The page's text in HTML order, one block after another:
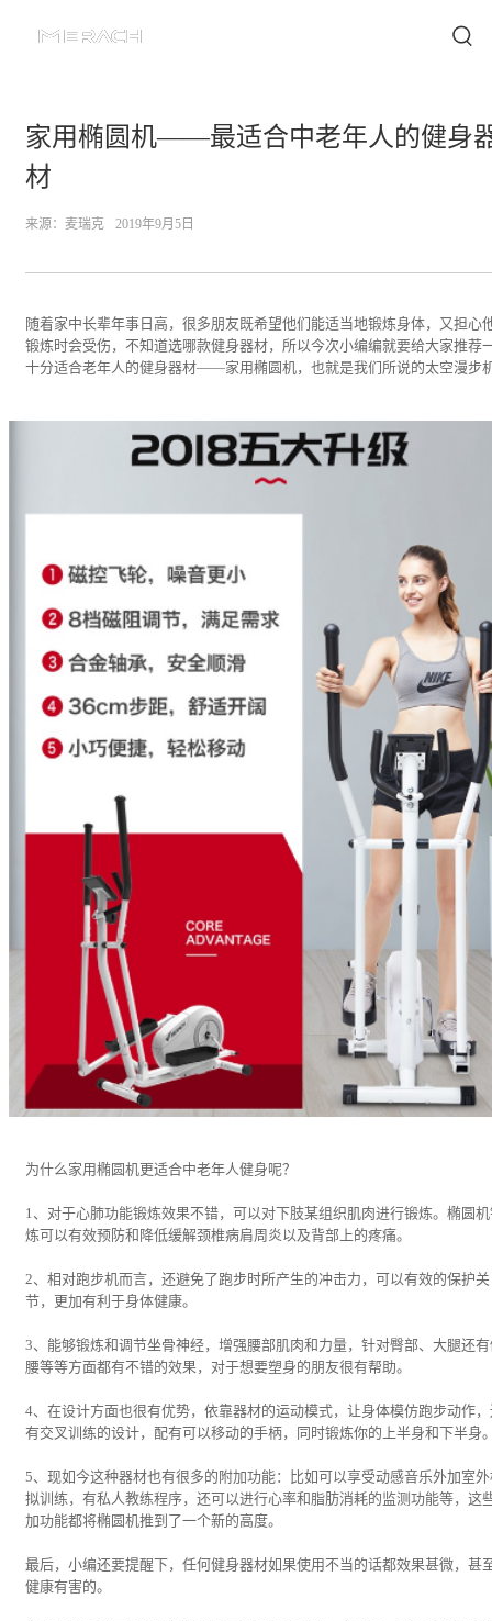
家用椭圆机——最适合中老年人的健身
材
来源： 麦瑞克 2019年9月5日
随着家中长辈年事日高，很多朋友既希望他们能适当地锻炼身体，又担心
锻炼时会受伤，不知道选哪款健身器材，所以今次小编编就要给大家推荐
十分适合老年人的健身器材——家用椭圆机，也就是我们所说的太空漫步
为什么家用椭圆机更适合中老年人健身呢？
1、对于心肺功能锻炼效果不错，可以对下肢某组织肌肉进行锻炼。椭圆
炼可以有效预防和降低缓解颈椎病肩周炎以及背部上的疼痛。
2、相对跑步机而言，还避免了跑步时所产生的冲击力，可以有效的保护关
节，更加有利于身体健康。
3、能够锻炼和调节坐骨神经，增强腰部肌肉和力量，针对臀部、大腿还
腰等等方面都有不错的效果，对于想要塑身的朋友很有帮助。
4、在设计方面也很有优势，依靠器材的运动模式，让身体模仿跑步动作
有交叉训练的设计，配有可以移动的手柄，同时锻炼你的上半身和下半身
5、现如今这种器材也有很多的附加功能：比如可以享受动感音乐外加室
拟训练，有私人教练程序，还可以进行心率和脂肪消耗的监测功能等，这
加功能都将椭圆机推到了一个新的高度。
最后，小编还要提醒下，任何健身器材如果使用不当的话都效果甚微，甚
健康有害的。